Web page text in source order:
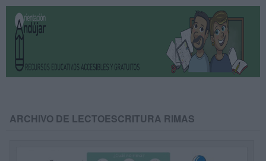
ARCHIVO DE LECTOESCRITURA RIMAS